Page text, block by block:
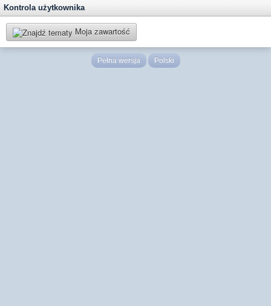
Kontrola użytkownika
Moja zawartość
Pełna wersja Polski